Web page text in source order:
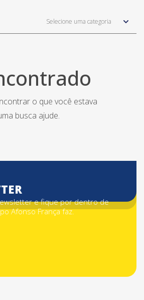
Selecione uma categoria
o que você estava
busca ajude.
e fique por dentro de
Afonso França faz.